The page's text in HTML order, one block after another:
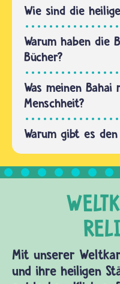
Gläubige,
dass es
nur einen
Gott
gibt. Er
ist der
Schöpfer,
hat…
Wie sind die
Warum haben die
Bücher?
Was meinen
Menschheit?
Warum gibt es
Mit unserer
und ihre heiligen